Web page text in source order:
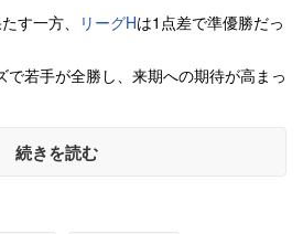
す一方、
リーグHは1点差で準優勝だっ
で若手が全勝し、来期への期待が高まっ
続きを読む